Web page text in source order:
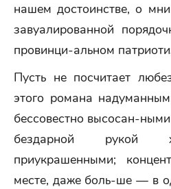
нашем достоинстве, о
завуалированной
провинци-альном
Пусть не посчитает
этого романа
бессовестно высосан-
бездарной рукой
приукрашенными;
месте, даже боль-ше — в